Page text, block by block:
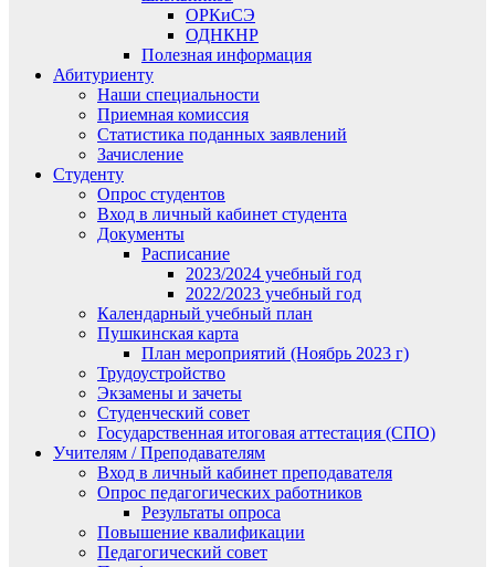
ОРКиСЭ
ОДНКНР
Полезная информация
Абитуриенту
Наши специальности
Приемная комиссия
Статистика поданных заявлений
Зачисление
Студенту
Опрос студентов
Вход в личный кабинет студента
Документы
Расписание
2023/2024 учебный год
2022/2023 учебный год
Календарный учебный план
Пушкинская карта
План мероприятий (Ноябрь 2023 г)
Трудоустройство
Экзамены и зачеты
Студенческий совет
Государственная итоговая аттестация (СПО)
Учителям / Преподавателям
Вход в личный кабинет преподавателя
Опрос педагогических работников
Результаты опроса
Повышение квалификации
Педагогический совет